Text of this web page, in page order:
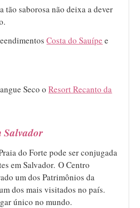
tão saborosa não deixa a dever
Costa do Sauípe e
Seco oResort Recanto da
Salvador
do Forte pode ser conjugada
em Salvador. O Centro
um dos Patrimônios da
dos mais visitados no país.
único no mundo.